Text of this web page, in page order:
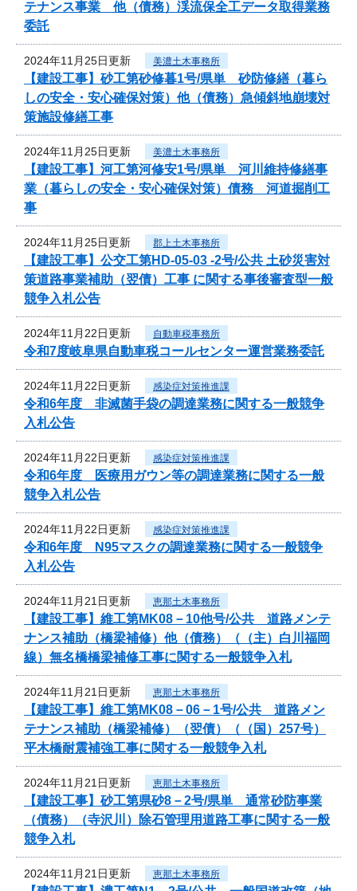
テナンス事業 他（債務）渓流保全工データ取得業務
委託
2024年11月25日更新 美濃土木事務所
【建設工事】砂工第砂修暮1号/県単 砂防修繕（暮ら
しの安全・安心確保対策）他（債務）急傾斜地崩壊対
策施設修繕工事
2024年11月25日更新 美濃土木事務所
【建設工事】河工第河修安1号/県単 河川維持修繕事
業（暮らしの安全・安心確保対策）債務 河道掘削工
事
2024年11月25日更新 郡上土木事務所
【建設工事】公交工第HD-05-03 -2号/公共 土砂災害対
策道路事業補助（翌債）工事 に関する事後審査型一般
競争入札公告
2024年11月22日更新 自動車税事務所
令和7度岐阜県自動車税コールセンター運営業務委託
2024年11月22日更新 感染症対策推進課
令和6年度 非滅菌手袋の調達業務に関する一般競争
入札公告
2024年11月22日更新 感染症対策推進課
令和6年度 医療用ガウン等の調達業務に関する一般
競争入札公告
2024年11月22日更新 感染症対策推進課
令和6年度 N95マスクの調達業務に関する一般競争
入札公告
2024年11月21日更新 恵那土木事務所
【建設工事】維工第MK08－10他号/公共 道路メンテ
ナンス補助（橋梁補修）他（債務）（（主）白川福岡
線）無名橋橋梁補修工事に関する一般競争入札
2024年11月21日更新 恵那土木事務所
【建設工事】維工第MK08－06－1号/公共 道路メン
テナンス補助（橋梁補修）（翌債）（（国）257号）
平木橋耐震補強工事に関する一般競争入札
2024年11月21日更新 恵那土木事務所
【建設工事】砂工第県砂8－2号/県単 通常砂防事業
（債務）（寺沢川）除石管理用道路工事に関する一般
競争入札
2024年11月21日更新 恵那土木事務所